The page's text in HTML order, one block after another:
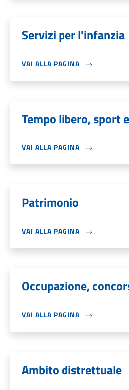
Servizi per l'infanzia
VAI ALLA PAGINA
Tempo libero, sport
VAI ALLA PAGINA
Patrimonio
VAI ALLA PAGINA
Occupazione,
VAI ALLA PAGINA
Ambito distrettuale